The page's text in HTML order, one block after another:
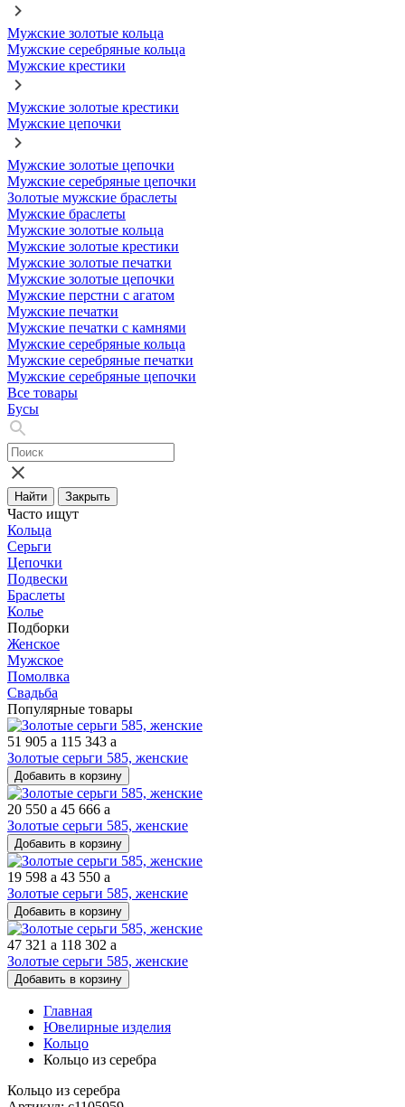
Мужские золотые кольца
Мужские серебряные кольца
Мужские крестики
Мужские золотые крестики
Мужские цепочки
Мужские золотые цепочки
Мужские серебряные цепочки
Золотые мужские браслеты
Мужские браслеты
Мужские золотые кольца
Мужские золотые крестики
Мужские золотые печатки
Мужские золотые цепочки
Мужские перстни с агатом
Мужские печатки
Мужские печатки с камнями
Мужские серебряные кольца
Мужские серебряные печатки
Мужские серебряные цепочки
Все товары
Бусы
Найти Закрыть
Часто ищут
Кольца
Серьги
Цепочки
Подвески
Браслеты
Колье
Подборки
Женское
Мужское
Помолвка
Свадьба
Популярные товары
51 905 a 115 343 a
Золотые серьги 585, женские
Добавить в корзину
20 550 a 45 666 a
Золотые серьги 585, женские
Добавить в корзину
19 598 a 43 550 a
Золотые серьги 585, женские
Добавить в корзину
47 321 a 118 302 a
Золотые серьги 585, женские
Добавить в корзину
Главная
Ювелирные изделия
Кольцо
Кольцо из серебра
Кольцо из серебра